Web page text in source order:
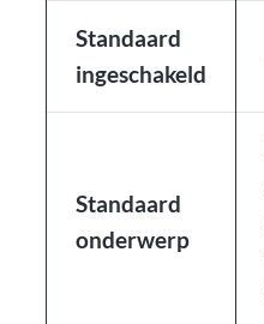
Standaard
ingeschakeld
Standaard
onderwerp